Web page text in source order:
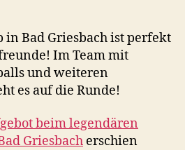
in Bad Griesbach ist perfekt
Im Team mit
und weiteren
es auf die Runde!
beim legendären
Griesbach erschien